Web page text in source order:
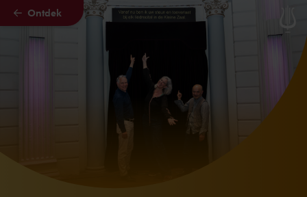
Naar hoofdcontent
Ontdek